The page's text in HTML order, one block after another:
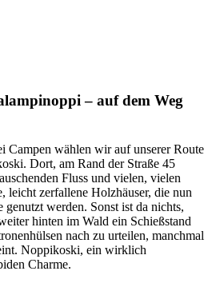
– auf dem Weg
Campen wählen wir auf unserer Route
Dort, am Rand der Straße 45
Fluss und vielen, vielen
leicht zerfallene Holzhäuser, die nun
werden. Sonst ist da nichts,
hinten im Wald ein Schießstand
nach zu urteilen, manchmal
Noppikoski, ein wirklich
Charme.